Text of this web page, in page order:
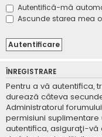
Autentifică-mă
Ascunde starea mea
ÎNREGISTRARE
Pentru a vă autentifica,
durează câteva
Administratorul
permisiuni
autentifica, asiguraţi-vă